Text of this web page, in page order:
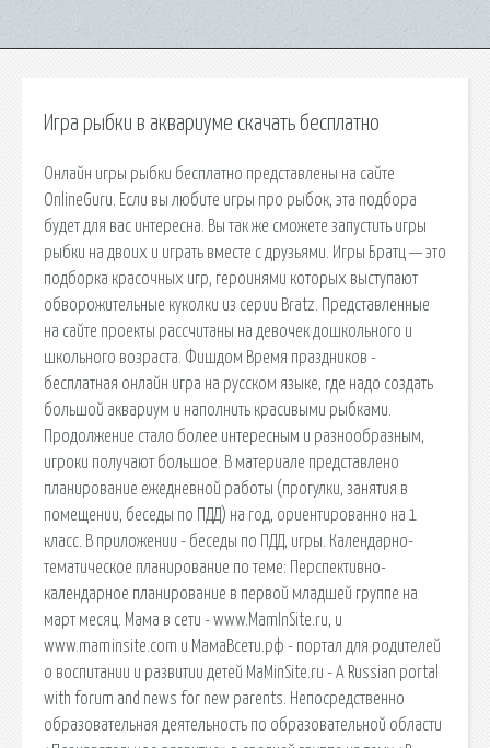
Игра рыбки в аквариуме скачать бесплатно
Онлайн игры рыбки бесплатно представлены на сайте
OnlineGuru. Если вы любите игры про рыбок, эта подбора
будет для вас интересна. Вы так же сможете запустить игры
рыбки на двоих и играть вместе с друзьями. Игры Братц — это
подборка красочных игр, героинями которых выступают
обворожительные куколки из серии Bratz. Представленные
на сайте проекты рассчитаны на девочек дошкольного и
школьного возраста. Фишдом Время праздников -
бесплатная онлайн игра на русском языке, где надо создать
большой аквариум и наполнить красивыми рыбками.
Продолжение стало более интересным и разнообразным,
игроки получают большое. В материале представлено
планирование ежедневной работы (прогулки, занятия в
помещении, беседы по ПДД) на год, ориентированно на 1
класс. В приложении - беседы по ПДД, игры. Календарно-
тематическое планирование по теме: Перспективно-
календарное планирование в первой младшей группе на
март месяц. Мама в сети - www.MamInSite.ru, и
www.maminsite.com и МамаВсети.рф - портал для родителей
о воспитании и развитии детей MaMinSite.ru - A Russian portal
with forum and news for new parents. Непосредственно
образовательная деятельность по образовательной области